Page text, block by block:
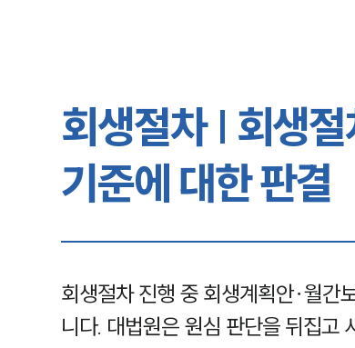
회생절차 | 회생
기준에 대한 판결
회생절차 진행 중 회생계획안∙월간
니다. 대법원은 원심 판단을 뒤집고